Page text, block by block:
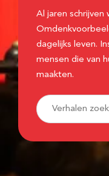
Al jaren schrijven
dagelijks leven.
mensen die van
maakten.